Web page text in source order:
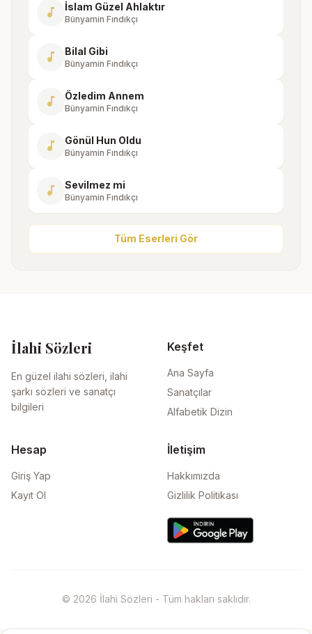
music_note İslam Güzel Ahlaktır
Bünyamin Fındıkçı
music_note Bilal Gibi
Bünyamin Fındıkçı
music_note Özledim Annem
Bünyamin Fındıkçı
music_note Gönül Hun Oldu
Bünyamin Fındıkçı
music_note Sevilmez mi
Bünyamin Fındıkçı
Tüm Eserleri Gör
İlahi Sözleri
En güzel ilahi sözleri, ilahi
şarkı sözleri ve sanatçı
bilgileri
Keşfet
Ana Sayfa
Sanatçılar
Alfabetik Dizin
Hesap
Giriş Yap
Kayıt Ol
İletişim
Hakkımızda
Gizlilik Politikası
© 2026 İlahi Sözleri - Tüm hakları saklıdır.